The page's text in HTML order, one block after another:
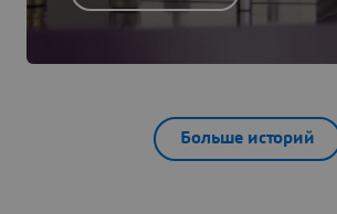
Больше историй